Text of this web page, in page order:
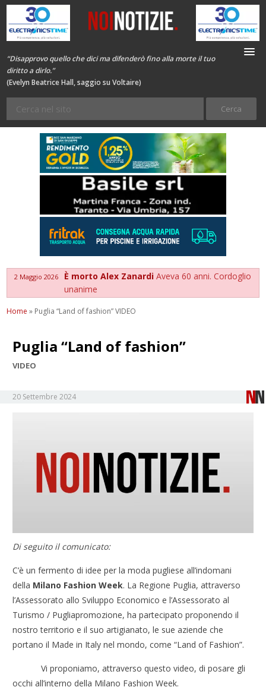
“Disapprovo quello che dici ma difenderò fino alla morte il tuo
diritto a dirlo.”
(Evelyn Beatrice Hall, saggio su Voltaire)
2 Maggio 2026 È morto Alex ZanardiAveva 60 anni. Cordoglio
unanime
Home » Puglia “Land of fashion” VIDEO
Puglia “Land of fashion”
VIDEO
20 Settembre 2024
Di seguito il comunicato:
C’è un fermento di idee per la moda pugliese all’indomani
della Milano Fashion Week. La Regione Puglia, attraverso
l’Assessorato allo Sviluppo Economico e l’Assessorato al
Turismo / Pugliapromozione, ha partecipato proponendo il
nostro territorio e il suo artigianato, le sue aziende che
portano il Made in Italy nel mondo, come “Land of Fashion”.
Vi proponiamo, attraverso questo video, di posare gli
occhi all’interno della Milano Fashion Week.